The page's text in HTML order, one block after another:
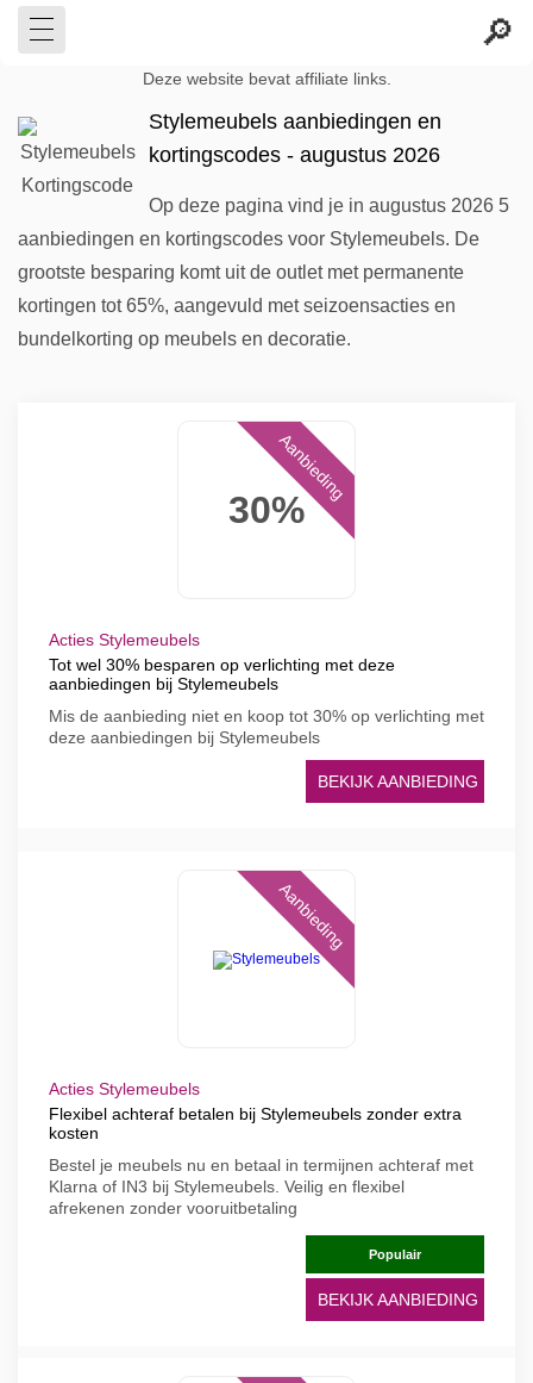
Deze website bevat affiliate links.
Stylemeubels aanbiedingen en
kortingscodes - augustus 2026
Op deze pagina vind je in augustus 2026 5
aanbiedingen en kortingscodes voor Stylemeubels. De
grootste besparing komt uit de outlet met permanente
kortingen tot 65%, aangevuld met seizoensacties en
bundelkorting op meubels en decoratie.
30%
Aanbieding
Acties Stylemeubels
Tot wel 30% besparen op verlichting met deze
aanbiedingen bij Stylemeubels
Mis de aanbieding niet en koop tot 30% op verlichting met
deze aanbiedingen bij Stylemeubels
BEKIJK AANBIEDING
Aanbieding
Acties Stylemeubels
Flexibel achteraf betalen bij Stylemeubels zonder extra
kosten
Bestel je meubels nu en betaal in termijnen achteraf met
Klarna of IN3 bij Stylemeubels. Veilig en flexibel
afrekenen zonder vooruitbetaling
Populair
BEKIJK AANBIEDING